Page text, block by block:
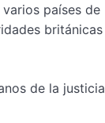
países de
británicas
de la justicia